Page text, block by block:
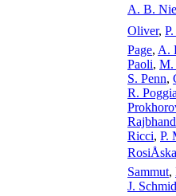
A. B.
Oliver,
Page, A.
Paoli, M.
S. Penn,
R.
Ricci, P.
RosiÅska
Sammut,
J.